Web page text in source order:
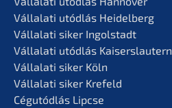
Vállala­ti utódlás Heidelberg
Vállala­ti siker Ingolstadt
Vállala­ti utódlás Kaiserslautern
Vállala­ti siker Köln
Vállala­ti siker Krefeld
Cégutód­lás Lipcse